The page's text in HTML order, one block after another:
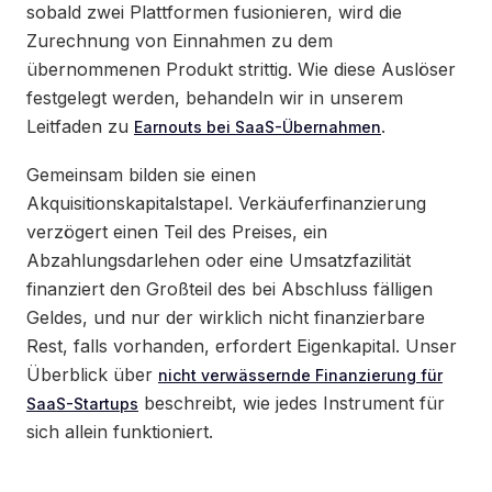
sobald zwei Plattformen fusionieren, wird die
Zurechnung von Einnahmen zu dem
übernommenen Produkt strittig. Wie diese Auslöser
festgelegt werden, behandeln wir in unserem
Leitfaden zu Earnouts bei SaaS-Übernahmen.
Gemeinsam bilden sie einen
Akquisitionskapitalstapel. Verkäuferfinanzierung
verzögert einen Teil des Preises, ein
Abzahlungsdarlehen oder eine Umsatzfazilität
finanziert den Großteil des bei Abschluss fälligen
Geldes, und nur der wirklich nicht finanzierbare
Rest, falls vorhanden, erfordert Eigenkapital. Unser
Überblick über nicht verwässernde Finanzierung für
SaaS-Startups beschreibt, wie jedes Instrument für
sich allein funktioniert.